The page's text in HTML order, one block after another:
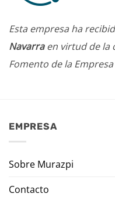
Esta empresa ha
Navarraen virtud de la
Fomento de la
EMPRESA
Sobre Murazpi
Contacto